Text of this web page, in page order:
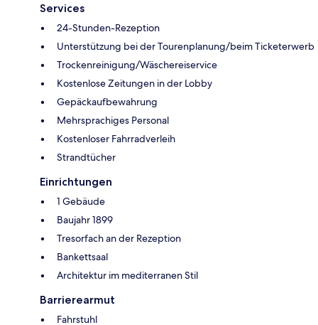
Services
24-Stunden-Rezeption
Unterstützung bei der Tourenplanung/beim Ticketerwerb
Trockenreinigung/Wäschereiservice
Kostenlose Zeitungen in der Lobby
Gepäckaufbewahrung
Mehrsprachiges Personal
Kostenloser Fahrradverleih
Strandtücher
Einrichtungen
1 Gebäude
Baujahr 1899
Tresorfach an der Rezeption
Bankettsaal
Architektur im mediterranen Stil
Barrierearmut
Fahrstuhl